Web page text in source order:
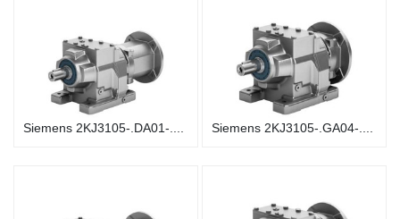
Siemens 2KJ3105-.DA01-.... Siemens 2KJ3105-.GA04-....